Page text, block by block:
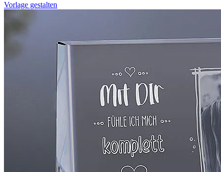
Vorlage gestalten